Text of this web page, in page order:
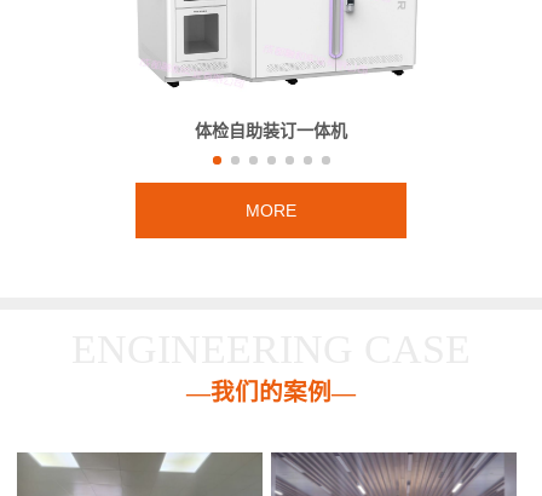
体检自助装订一体机
MORE
—我们的案例—